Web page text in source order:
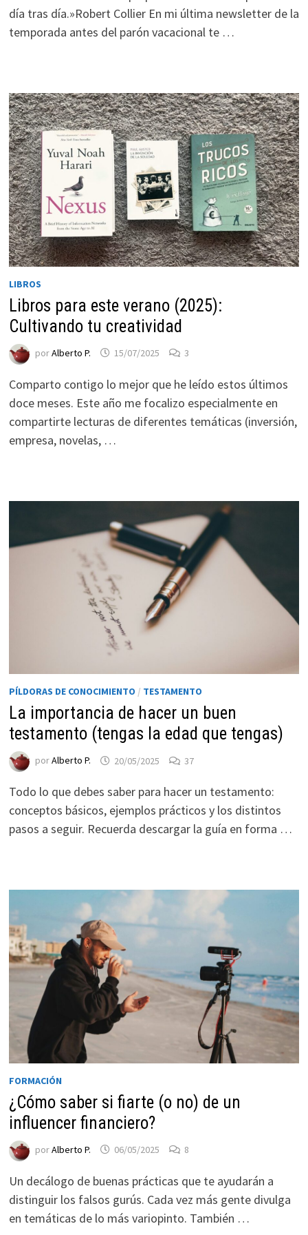
día tras día.»Robert Collier En mi última newsletter de la
temporada antes del parón vacacional te …
LIBROS
Libros para este verano (2025):
Cultivando tu creatividad
porAlberto P. 15/07/2025 3
Comparto contigo lo mejor que he leído estos últimos
doce meses. Este año me focalizo especialmente en
compartirte lecturas de diferentes temáticas (inversión,
empresa, novelas, …
PÍLDORAS DE CONOCIMIENTO / TESTAMENTO
La importancia de hacer un buen
testamento (tengas la edad que tengas)
porAlberto P. 20/05/2025 37
Todo lo que debes saber para hacer un testamento:
conceptos básicos, ejemplos prácticos y los distintos
pasos a seguir. Recuerda descargar la guía en forma …
FORMACIÓN
¿Cómo saber si fiarte (o no) de un
influencer financiero?
porAlberto P. 06/05/2025 8
Un decálogo de buenas prácticas que te ayudarán a
distinguir los falsos gurús. Cada vez más gente divulga
en temáticas de lo más variopinto. También …
durante tu
visita. Si
funcionalidades
desaparecerán
de la web.
Marketing
Al compartir tus
intereses y
comportamiento
mientras visitas
nuestro sitio,
aumentas la
posibilidad de
ver contenido y
ofertas
personalizados.